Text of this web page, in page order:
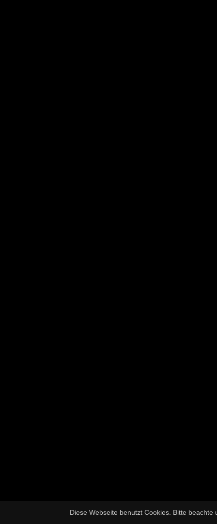
Diese Webseite benutzt Cookies. Bitte beachte